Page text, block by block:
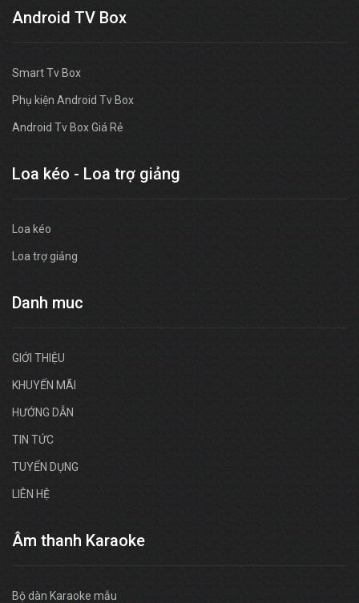
Android TV Box
Smart Tv Box
Phụ kiện Android Tv Box
Android Tv Box Giá Rẻ
Loa kéo - Loa trợ giảng
Loa kéo
Loa trợ giảng
Danh muc
GIỚI THIỆU
KHUYẾN MÃI
HƯỚNG DẪN
TIN TỨC
TUYỂN DỤNG
LIÊN HỆ
Âm thanh Karaoke
Bộ dàn Karaoke mẫu